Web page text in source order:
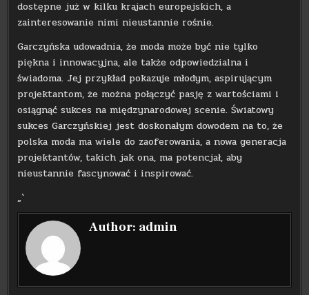
dostępne już w kilku krajach europejskich, a
zainteresowanie nimi nieustannie rośnie.
Garczyńska udowadnia, że moda może być nie tylko
piękna i innowacyjna, ale także odpowiedzialna i
świadoma. Jej przykład pokazuje młodym, aspirującym
projektantom, że można połączyć pasję z wartościami i
osiągnąć sukces na międzynarodowej scenie. Światowy
sukces Garczyńskiej jest doskonałym dowodem na to, że
polska moda ma wiele do zaoferowania, a nowa generacja
projektantów, takich jak ona, ma potencjał, aby
nieustannie fascynować i inspirować.
„`
Author: admin